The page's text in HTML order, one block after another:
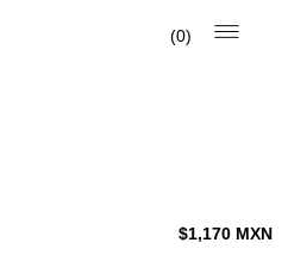
0
$1,170MXN